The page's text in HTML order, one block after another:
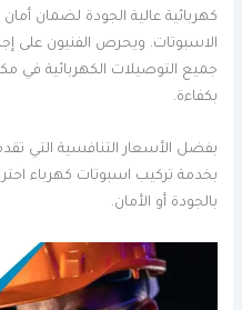
كهربائية عالية الجودة لضمان
الاسبوتات. ويحرص الفنيون على
جميع التوصيلات الكهربائية
بكفاءة.
بفضل الأسعار التنافسية التي
بخدمة تركيب اسبوتات كهرباء
بالجودة أو الأمان.